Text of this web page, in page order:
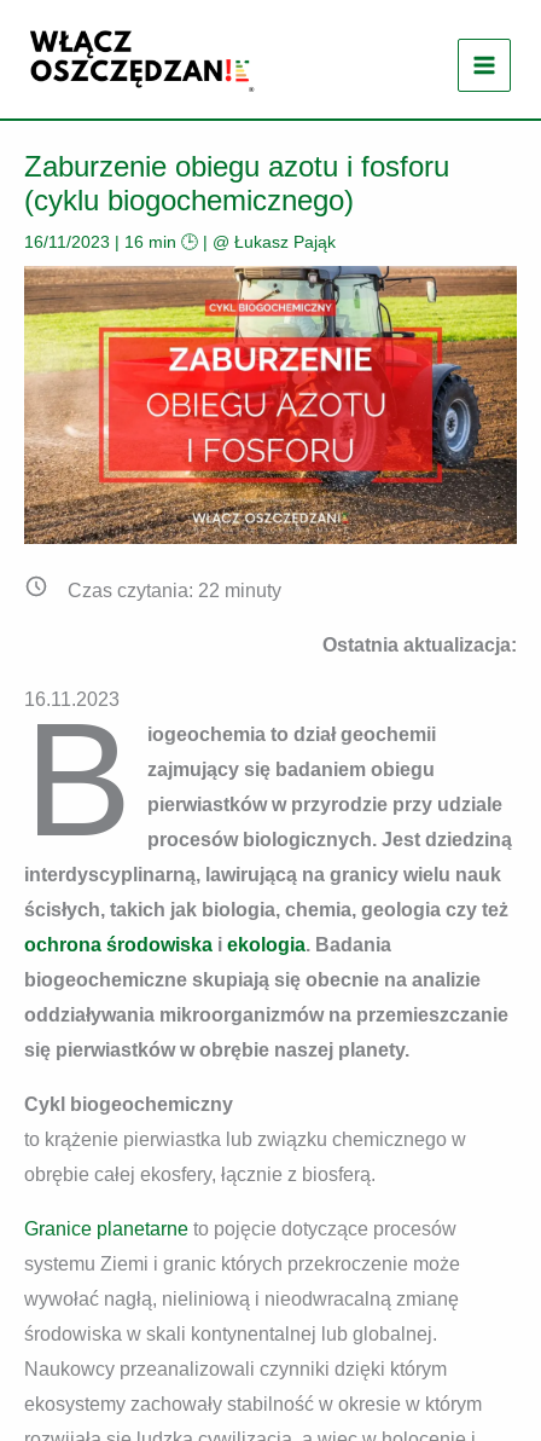
treści
Zaburzenie obiegu azotu i fosforu
(cyklu biogochemicznego)
16/11/2023 | 16 min 🕒 | @ Łukasz Pająk
Czas czytania: 22 minuty
Ostatnia aktualizacja:
16.11.2023
B
iogeochemia to dział geochemii
zajmujący się badaniem obiegu
pierwiastków w przyrodzie przy udziale
procesów biologicznych. Jest dziedziną
interdyscyplinarną, lawirującą na granicy wielu nauk
ścisłych, takich jak biologia, chemia, geologia czy też
ochrona środowiska i ekologia. Badania
biogeochemiczne skupiają się obecnie na analizie
oddziaływania mikroorganizmów na przemieszczanie
się pierwiastków w obrębie naszej planety.
Cykl biogeochemiczny
to krążenie pierwiastka lub związku chemicznego w
obrębie całej ekosfery, łącznie z biosferą.
Granice planetarne to pojęcie dotyczące procesów
systemu Ziemi i granic których przekroczenie może
wywołać nagłą, nieliniową i nieodwracalną zmianę
środowiska w skali kontynentalnej lub globalnej.
Naukowcy przeanalizowali czynniki dzięki którym
ekosystemy zachowały stabilność w okresie w którym